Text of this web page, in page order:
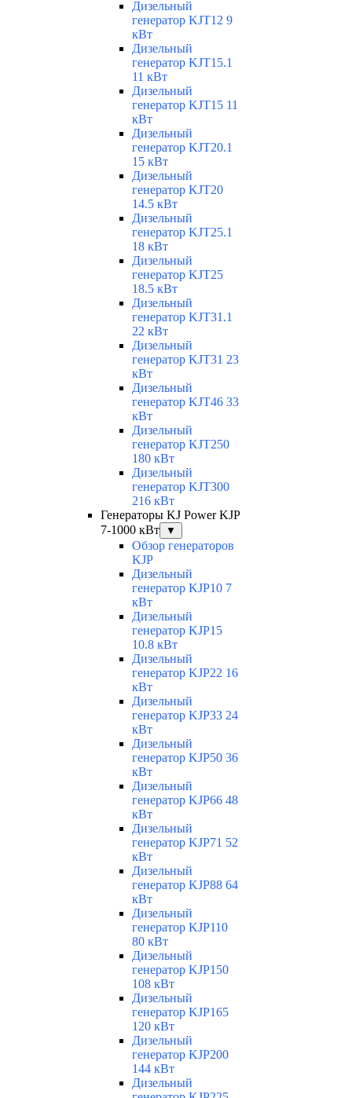
Дизельный
генератор KJT12 9
кВт
Дизельный
генератор KJT15.1
11 кВт
Дизельный
генератор KJT15 11
кВт
Дизельный
генератор KJT20.1
15 кВт
Дизельный
генератор KJT20
14.5 кВт
Дизельный
генератор KJT25.1
18 кВт
Дизельный
генератор KJT25
18.5 кВт
Дизельный
генератор KJT31.1
22 кВт
Дизельный
генератор KJT31 23
кВт
Дизельный
генератор KJT46 33
кВт
Дизельный
генератор KJT250
180 кВт
Дизельный
генератор KJT300
216 кВт
Генераторы KJ Power KJP
7-1000 кВт
▼
Обзор генераторов
KJP
Дизельный
генератор KJP10 7
кВт
Дизельный
генератор KJP15
10.8 кВт
Дизельный
генератор KJP22 16
кВт
Дизельный
генератор KJP33 24
кВт
Дизельный
генератор KJP50 36
кВт
Дизельный
генератор KJP66 48
кВт
Дизельный
генератор KJP71 52
кВт
Дизельный
генератор KJP88 64
кВт
Дизельный
генератор KJP110
80 кВт
Дизельный
генератор KJP150
108 кВт
Дизельный
генератор KJP165
120 кВт
Дизельный
генератор KJP200
144 кВт
Дизельный